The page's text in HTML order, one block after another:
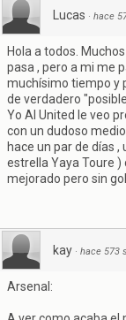
Lucas · hace
Hola a todos.
pasa , pero a mi me
muchísimo tiempo y
de verdadero
Yo Al United le veo
con un dudoso
hace un par de días
estrella Yaya Toure
mejorado pero sin gol .
kay · hace 573
Arsenal: